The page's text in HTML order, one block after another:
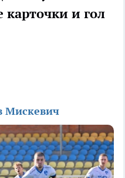
карточки и гол
Мискевич